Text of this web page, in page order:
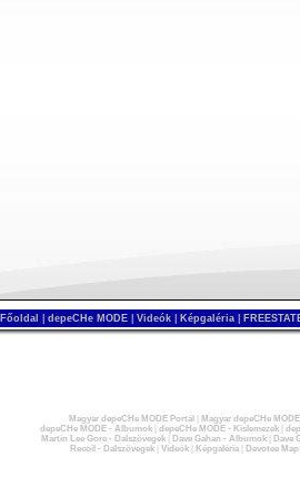
Főoldal depeCHe MODE Videók Képgaléria
Magyar depeCHe MODE Portál
Magyar depeCHe
depeCHe MODE - Albumok| depeCHe MODE - Kislemezek|
Martin Lee Gore - Dalszövegek| Dave Gahan - Albumok|
Dave
Recoil - Dalszövegek| Videók| Képgaléria| Devotee Map